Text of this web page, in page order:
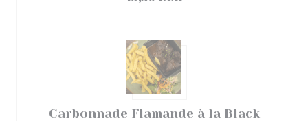
Carbonnade Flamande à la Black